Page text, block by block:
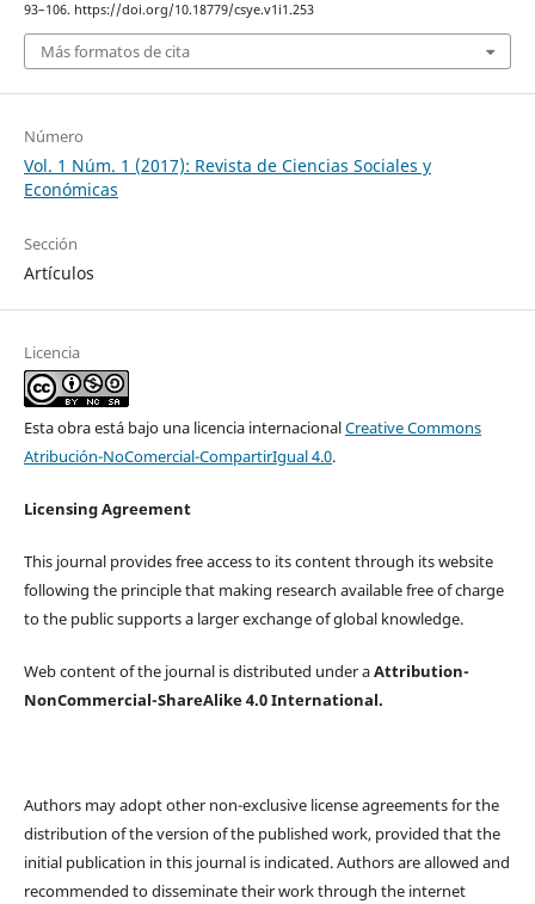
93–106. https://doi.org/10.18779/csye.v1i1.253
Más formatos de cita
Número
Vol. 1 Núm. 1 (2017): Revista de Ciencias Sociales y
Económicas
Sección
Artículos
Licencia
Esta obra está bajo una licencia internacionalCreative Commons
Atribución-NoComercial-CompartirIgual 4.0.
Licensing Agreement
This journal provides free access to its content through its website
following the principle that making research available free of charge
to the public supports a larger exchange of global knowledge.
Web content of the journal is distributed under aAttribution-
NonCommercial-ShareAlike 4.0 International.
Authors may adopt other non-exclusive license agreements for the
distribution of the version of the published work, provided that the
initial publication in this journal is indicated. Authors are allowed and
recommended to disseminate their work through the internet